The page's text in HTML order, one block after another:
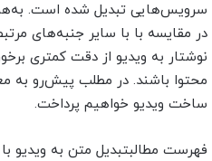
سرویس‌هایی تبدیل شده است.
نوشتار به ویدیو از دقت کمتری
محتوا باشند. در مطلب پیش‌رو
ساخت ویدیو خواهیم پرداخت.